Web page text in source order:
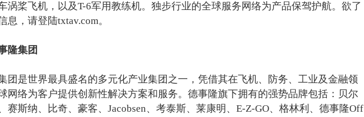
涡桨飞机，以及T-6军用教练机。独步行业的全球服务网络为产品保驾护航。欲了
息，请登陆txtav.com。
隆集团
团是世界最具盛名的多元化产业集团之一，凭借其在飞机、防务、工业及金融领
网络为客户提供创新性解决方案和服务。德事隆旗下拥有的强势品牌包括：贝尔
赛斯纳、比奇、豪客、Jacobsen、考泰斯、莱康明、E-Z-GO、格林利、德事隆Off